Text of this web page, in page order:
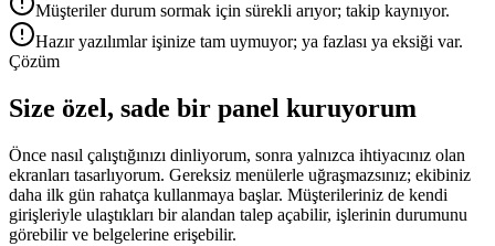
Müşteriler durum sormak için sürekli arıyor; takip kaynıyor.
Hazır yazılımlar işinize tam uymuyor; ya fazlası ya eksiği var.
Çözüm
Size özel, sade bir panel kuruyorum
Önce nasıl çalıştığınızı dinliyorum, sonra yalnızca ihtiyacınız olan
ekranları tasarlıyorum. Gereksiz menülerle uğraşmazsınız; ekibiniz
daha ilk gün rahatça kullanmaya başlar. Müşterileriniz de kendi
girişleriyle ulaştıkları bir alandan talep açabilir, işlerinin durumunu
görebilir ve belgelerine erişebilir.